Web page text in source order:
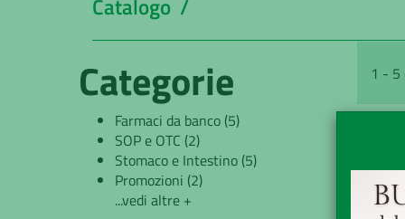
Catalogo /
Categorie
Farmaci da banco (5)
SOP e OTC (2)
Stomaco e Intestino (5)
Promozioni (2)
...vedi altre +
1 - 5